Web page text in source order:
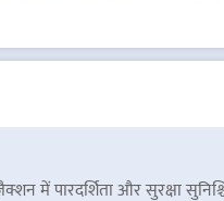
में पारदर्शिता और सुरक्षा